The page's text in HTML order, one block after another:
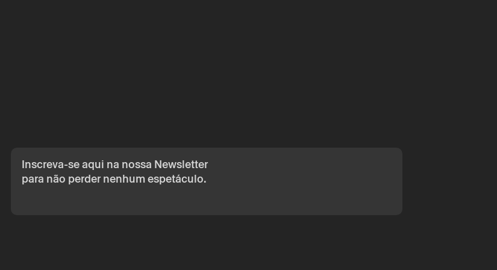
Inscreva-se aqui na nossa Newsletter
para não perder nenhum espetáculo.